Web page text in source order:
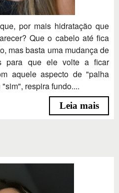
por mais hidratação que
Que o cabelo até fica
mas basta uma mudança de
para que ele volte a ficar
aquele aspecto de "palha
respira fundo....
Leia mais